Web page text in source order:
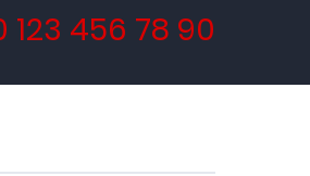
123 456 78 90